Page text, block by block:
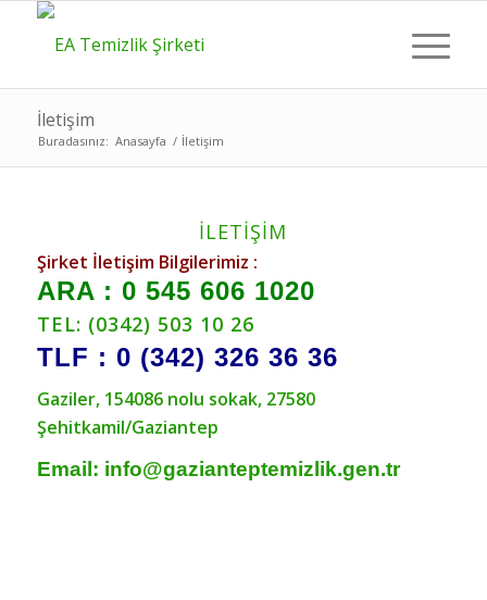
İletişim
Buradasınız: Anasayfa / İletişim
İLETİŞİM
Şirket İletişim Bilgilerimiz :
ARA : 0 545 606 1020
TEL: (0342) 503 10 26
TLF : 0 (342) 326 36 36
Gaziler, 154086 nolu sokak, 27580
Şehitkamil/Gaziantep
Email: info@gazianteptemizlik.gen.tr